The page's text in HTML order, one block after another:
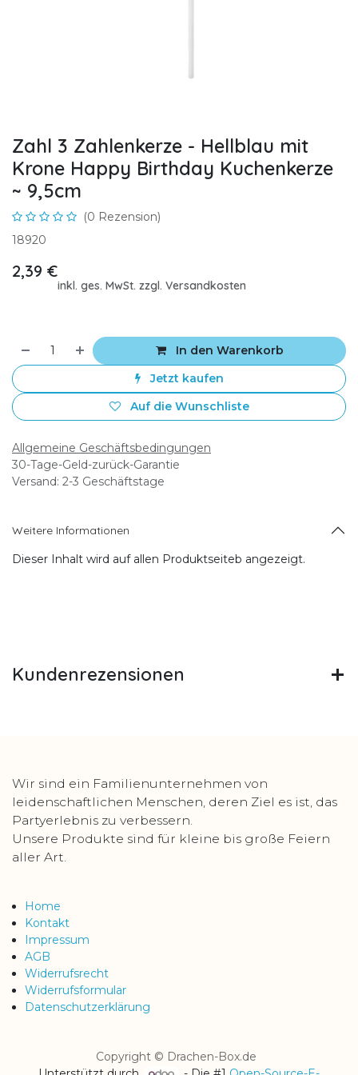
Zahl 3 Zahlenkerze - Hellblau mit
Krone Happy Birthday Kuchenkerze
~ 9,5cm
(0 Rezension)
18920
2,39 €
inkl. ges. MwSt. zzgl. Versandkosten
In den Warenkorb
Jetzt kaufen
Auf die Wunschliste
Allgemeine Geschäftsbedingungen
30-Tage-Geld-zurück-Garantie
Versand: 2-3 Geschäftstage
Weitere Informationen
Dieser Inhalt wird auf allen Produktseiteb angezeigt.
Kundenrezensionen
Wir sind ein Familienunternehmen von
leidenschaftlichen Menschen, deren Ziel es ist, das
Partyerlebnis zu verbessern.
Unsere Produkte sind für kleine bis große Feiern
aller Art.
Home
Kontakt
Impressum
AGB
Widerrufsrecht
Widerrufsformular
Datenschutzerklärung
Copyright © Drachen-Box.de